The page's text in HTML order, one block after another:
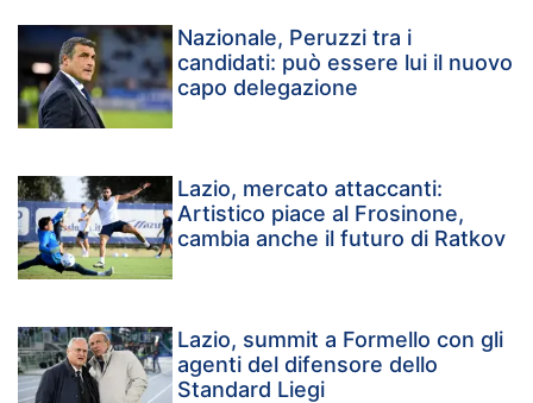
Nazionale, Peruzzi tra i
candidati: può essere lui il nuovo
capo delegazione
Lazio, mercato attaccanti:
Artistico piace al Frosinone,
cambia anche il futuro di Ratkov
Lazio, summit a Formello con gli
agenti del difensore dello
Standard Liegi